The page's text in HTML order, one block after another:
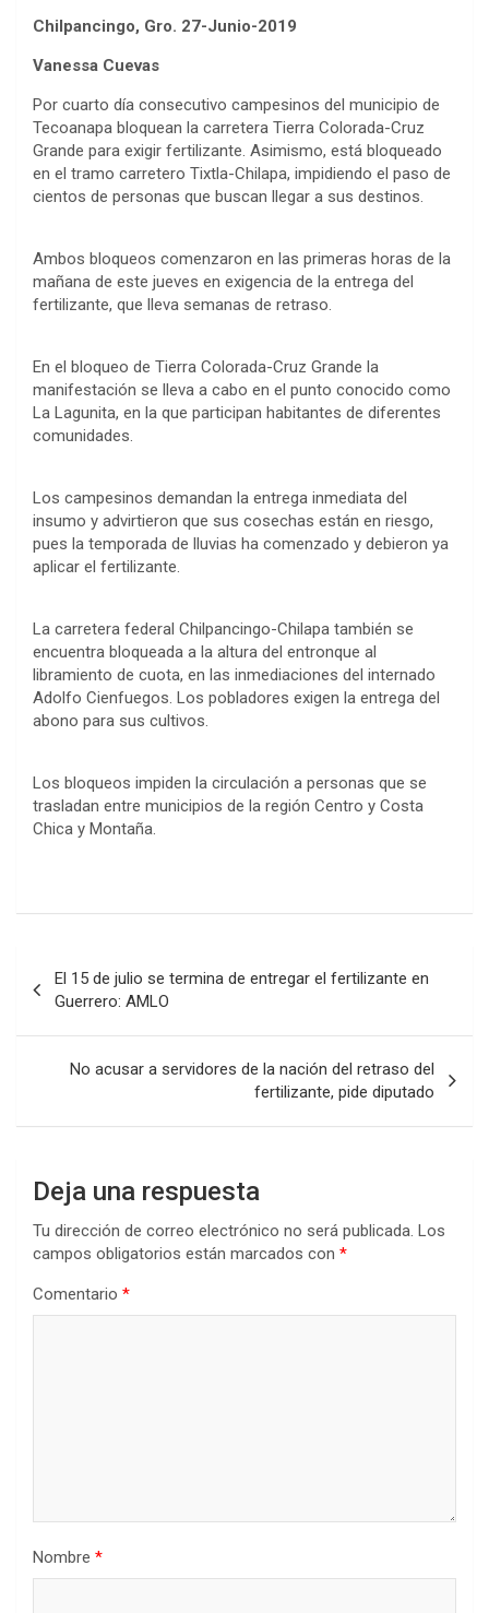
Chilpancingo, Gro. 27-Junio-2019
Vanessa Cuevas
Por cuarto día consecutivo campesinos del municipio de
Tecoanapa bloquean la carretera Tierra Colorada-Cruz
Grande para exigir fertilizante. Asimismo, está bloqueado
en el tramo carretero Tixtla-Chilapa, impidiendo el paso de
cientos de personas que buscan llegar a sus destinos.
Ambos bloqueos comenzaron en las primeras horas de la
mañana de este jueves en exigencia de la entrega del
fertilizante, que lleva semanas de retraso.
En el bloqueo de Tierra Colorada-Cruz Grande la
manifestación se lleva a cabo en el punto conocido como
La Lagunita, en la que participan habitantes de diferentes
comunidades.
Los campesinos demandan la entrega inmediata del
insumo y advirtieron que sus cosechas están en riesgo,
pues la temporada de lluvias ha comenzado y debieron ya
aplicar el fertilizante.
La carretera federal Chilpancingo-Chilapa también se
encuentra bloqueada a la altura del entronque al
libramiento de cuota, en las inmediaciones del internado
Adolfo Cienfuegos. Los pobladores exigen la entrega del
abono para sus cultivos.
Los bloqueos impiden la circulación a personas que se
trasladan entre municipios de la región Centro y Costa
Chica y Montaña.
de
entradas
El 15 de julio se termina de entregar el fertilizante en
Guerrero: AMLO
No acusar a servidores de la nación del retraso del
fertilizante, pide diputado
Deja una respuesta
Tu dirección de correo electrónico no será publicada. Los
campos obligatorios están marcados con *
Comentario *
Nombre *